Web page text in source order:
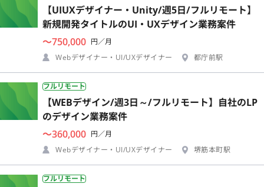
【UIUXデザイナー・Unity/週5日/フルリモート】
新規開発タイトルのUI・UXデザイン業務案件
〜750,000 円／月
Webデザイナー・UI/UXデザイナー
都庁前駅
フルリモート
【WEBデザイン/週3日～/フルリモート】自社のLP
のデザイン業務案件
〜360,000 円／月
Webデザイナー・UI/UXデザイナー
堺筋本町駅
フルリモート